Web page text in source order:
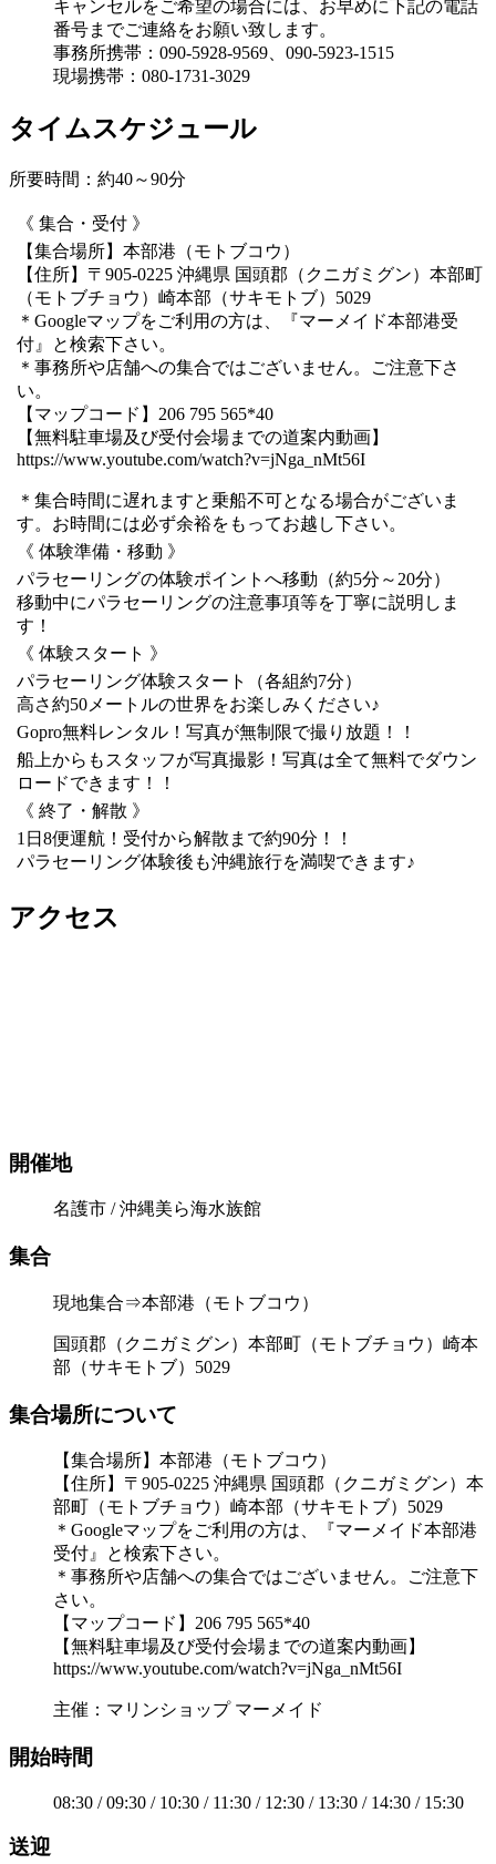
キャンセルをご希望の場合には、お早めに下記の電話
番号までご連絡をお願い致します。
事務所携帯：090-5928-9569、090-5923-1515
現場携帯：080-1731-3029
タイムスケジュール
所要時間：約40～90分
《 集合・受付 》
【集合場所】本部港（モトブコウ）
【住所】〒905-0225 沖縄県 国頭郡（クニガミグン）本部町
（モトブチョウ）崎本部（サキモトブ）5029
＊Googleマップをご利用の方は、『マーメイド本部港受
付』と検索下さい。
＊事務所や店舗への集合ではございません。ご注意下さ
い。
【マップコード】206 795 565*40
【無料駐車場及び受付会場までの道案内動画】
https://www.youtube.com/watch?v=jNga_nMt56I
＊集合時間に遅れますと乗船不可となる場合がございま
す。お時間には必ず余裕をもってお越し下さい。
《 体験準備・移動 》
パラセーリングの体験ポイントへ移動（約5分～20分）
移動中にパラセーリングの注意事項等を丁寧に説明しま
す！
《 体験スタート 》
パラセーリング体験スタート（各組約7分）
高さ約50メートルの世界をお楽しみください♪
Gopro無料レンタル！写真が無制限で撮り放題！！
船上からもスタッフが写真撮影！写真は全て無料でダウン
ロードできます！！
《 終了・解散 》
1日8便運航！受付から解散まで約90分！！
パラセーリング体験後も沖縄旅行を満喫できます♪
アクセス
開催地
名護市 / 沖縄美ら海水族館
集合
現地集合⇒本部港（モトブコウ）
国頭郡（クニガミグン）本部町（モトブチョウ）崎本
部（サキモトブ）5029
集合場所について
【集合場所】本部港（モトブコウ）
【住所】〒905-0225 沖縄県 国頭郡（クニガミグン）本
部町（モトブチョウ）崎本部（サキモトブ）5029
＊Googleマップをご利用の方は、『マーメイド本部港
受付』と検索下さい。
＊事務所や店舗への集合ではございません。ご注意下
さい。
【マップコード】206 795 565*40
【無料駐車場及び受付会場までの道案内動画】
https://www.youtube.com/watch?v=jNga_nMt56I
主催：マリンショップ マーメイド
開始時間
08:30 / 09:30 / 10:30 / 11:30 / 12:30 / 13:30 / 14:30 / 15:30
送迎